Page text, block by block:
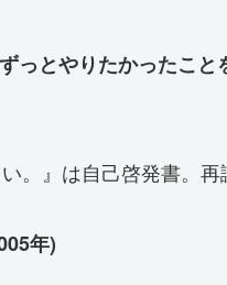
っとやりたかったこ
。』は自己啓発書。再
年)